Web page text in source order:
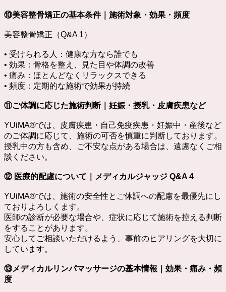
⑩美容整骨矯正の基本条件｜施術対象・効果・頻度
美容整骨矯正（Q&A 1）
• 受けられる人：健康な方なら誰でも
• 効果：骨格を整え、見た目や体調の改善
• 痛み：ほとんどなくリラックスできる
• 頻度：定期的な施術で効果が持続
⑪ご体調に応じた施術判断｜妊娠・授乳・皮膚疾患など
YUiMA®︎では、皮膚疾患・自己免疫疾患・妊娠中・産後など
のご体調に応じて、施術の可否を慎重に判断しております。
授乳中の方も含め、ご不安な点がある場合は、遠慮なくご相
談ください。
⑫ 医療的配慮について｜メディカルジャッジ Q&A 4
YUiMA®︎では、施術の安全性とご体調への配慮を最優先にし
ておりよろしくます。
医師の診断が必要な場合や、症状に応じて施術を控える判断
をすることがあります。
安心してご相談いただけるよう、事前のヒアリングを大切に
しています。
⑬メディカルリンパマッサージの基本情報｜効果・痛み・頻
度